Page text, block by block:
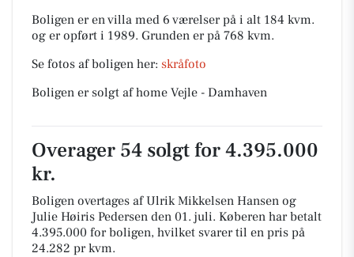
Boligen er en villa med 6 værelser på i alt 184 kvm.
og er opført i 1989. Grunden er på 768 kvm.
Se fotos af boligen her: skråfoto
Boligen er solgt af home Vejle - Damhaven
Overager 54 solgt for 4.395.000
kr.
Boligen overtages af Ulrik Mikkelsen Hansen og
Julie Høiris Pedersen den 01. juli. Køberen har betalt
4.395.000 for boligen, hvilket svarer til en pris på
24.282 pr kvm.